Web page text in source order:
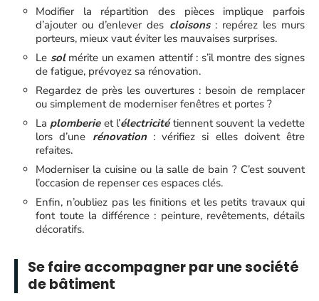
Modifier la répartition des pièces implique parfois
d’ajouter ou d’enlever des cloisons: repérez les murs
porteurs, mieux vaut éviter les mauvaises surprises.
Le solmérite un examen attentif : s’il montre des signes
de fatigue, prévoyez sa rénovation.
Regardez de près les ouvertures : besoin de remplacer
ou simplement de moderniser fenêtres et portes ?
La plomberieet l’électricitétiennent souvent la vedette
lors d’une rénovation: vérifiez si elles doivent être
refaites.
Moderniser la cuisine ou la salle de bain ? C’est souvent
l’occasion de repenser ces espaces clés.
Enfin, n’oubliez pas les finitions et les petits travaux qui
font toute la différence : peinture, revêtements, détails
décoratifs.
Se faire accompagner par une société
de bâtiment